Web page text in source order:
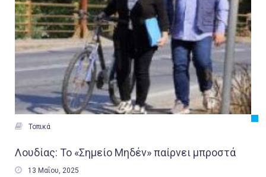
 Τοπικά
Λουδίας: Το «Σημείο Μηδέν» παίρνει μπροστά
 13 Μαΐου, 2025